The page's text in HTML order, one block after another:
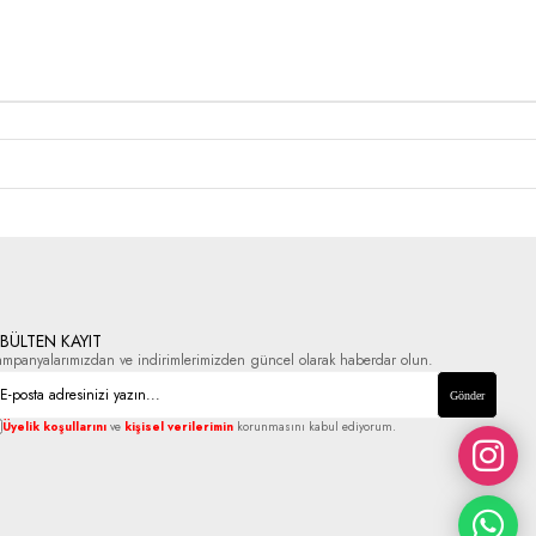
KAYIT
ve indirimlerimizden güncel olarak haberdar olun.
Gönder
Üyelik koşullarını ve kişisel verilerimin korunmasını kabul ediyorum.